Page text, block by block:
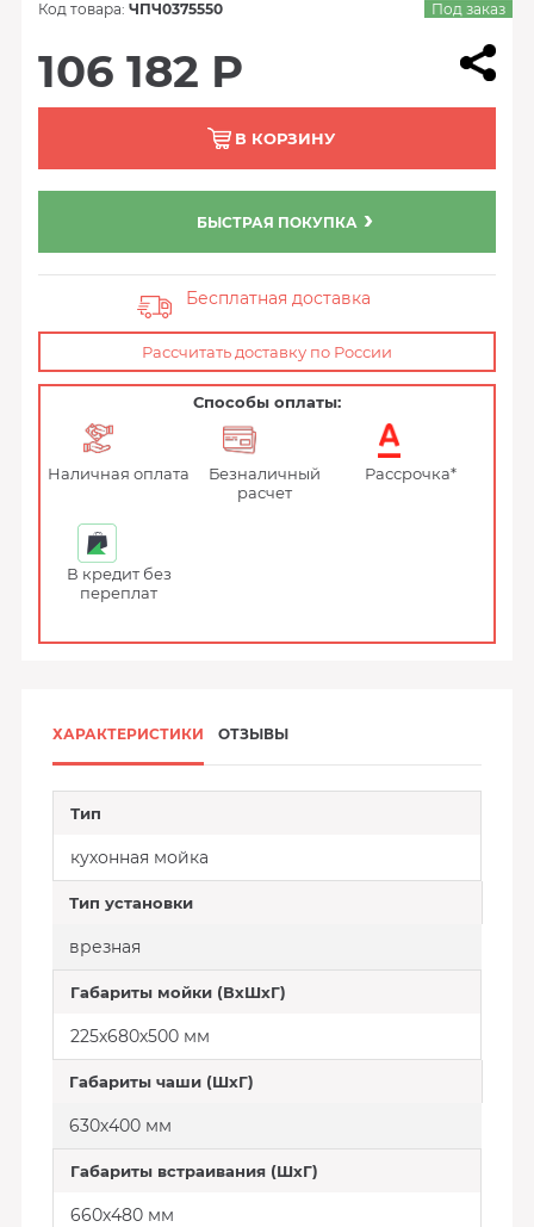
Код товара: ЧПЧ0375550 Под заказ
106 182 Р
В КОРЗИНУ
БЫСТРАЯ ПОКУПКА
Бесплатная доставка
Рассчитать доставку по России
Способы оплаты:
Наличная оплата
Безналичный
расчет
Рассрочка*
В кредит без
переплат
ХАРАКТЕРИСТИКИ ОТЗЫВЫ
Тип
кухонная мойка
Тип установки
врезная
Габариты мойки (ВхШхГ)
225х680х500 мм
Габариты чаши (ШхГ)
630х400 мм
Габариты встраивания (ШхГ)
660х480 мм